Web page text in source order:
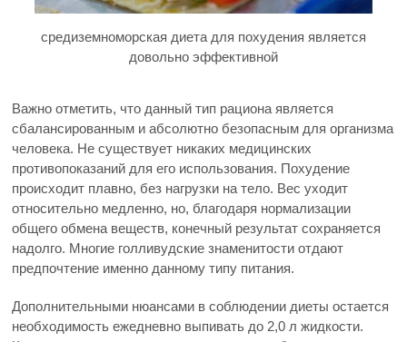
средиземноморская диета для похудения является
довольно эффективной
Важно отметить, что данный тип рациона является
сбалансированным и абсолютно безопасным для организма
человека. Не существует никаких медицинских
противопоказаний для его использования. Похудение
происходит плавно, без нагрузки на тело. Вес уходит
относительно медленно, но, благодаря нормализации
общего обмена веществ, конечный результат сохраняется
надолго. Многие голливудские знаменитости отдают
предпочтение именно данному типу питания.
Дополнительными нюансами в соблюдении диеты остается
необходимость ежедневно выпивать до 2,0 л жидкости.